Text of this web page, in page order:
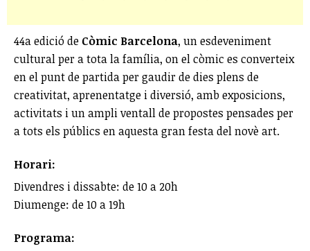
44a edició de Còmic Barcelona, un esdeveniment
cultural per a tota la família, on el còmic es converteix
en el punt de partida per gaudir de dies plens de
creativitat, aprenentatge i diversió, amb exposicions,
activitats i un ampli ventall de propostes pensades per
a tots els públics en aquesta gran festa del novè art.
Horari:
Divendres i dissabte: de 10 a 20h
Diumenge: de 10 a 19h
Programa: